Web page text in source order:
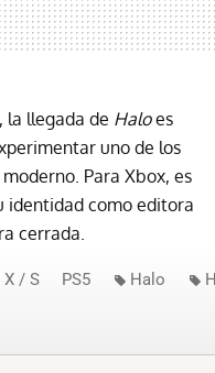
la llegada de Haloes
uno de los
Para Xbox, es
identidad como editora
cerrada.
X / S PS5 Halo